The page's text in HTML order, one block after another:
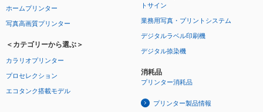
ホームプリンター
写真高画質プリンター
＜カテゴリーから選ぶ＞
カラリオプリンター
プロセレクション
エコタンク搭載モデル
トサイン
業務用写真・プリントシステム
デジタルラベル印刷機
デジタル捺染機
消耗品
プリンター消耗品
プリンター製品情報